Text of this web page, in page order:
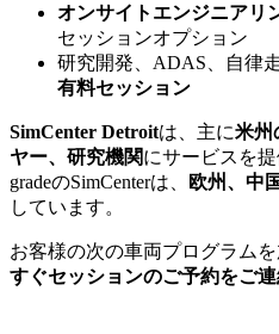
オンサイトエンジニアリ
セッションオプション
研究開発、ADAS、自律
有料セッション
SimCenter Detroitは、主に米州
ヤー、研究機関にサービスを
gradeのSimCenterは、
欧州、中
しています。
お客様の次の車両プログラム
すぐセッションのご予約をご連